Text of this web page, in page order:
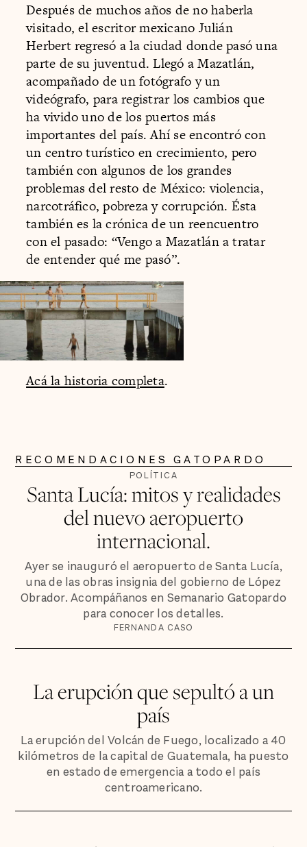
Después de muchos años de no haberla
visitado, el escritor mexicano Julián
Herbert regresó a la ciudad donde pasó una
parte de su juventud. Llegó a Mazatlán,
acompañado de un fotógrafo y un
videógrafo, para registrar los cambios que
ha vivido uno de los puertos más
importantes del país. Ahí se encontró con
un centro turístico en crecimiento, pero
también con algunos de los grandes
problemas del resto de México: violencia,
narcotráfico, pobreza y corrupción. Ésta
también es la crónica de un reencuentro
con el pasado: “Vengo a Mazatlán a tratar
de entender qué me pasó”.
Acá la historia completa.
RECOMENDACIONES GATOPARDO
POLÍTICA
Santa Lucía: mitos y realidades
del nuevo aeropuerto
internacional.
Ayer se inauguró el aeropuerto de Santa Lucía,
una de las obras insignia del gobierno de López
Obrador. Acompáñanos en Semanario Gatopardo
para conocer los detalles.
FERNANDA CASO
La erupción que sepultó a un
país
La erupción del Volcán de Fuego, localizado a 40
kilómetros de la capital de Guatemala, ha puesto
en estado de emergencia a todo el país
centroamericano.